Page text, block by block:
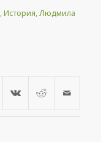
,История,Людмила